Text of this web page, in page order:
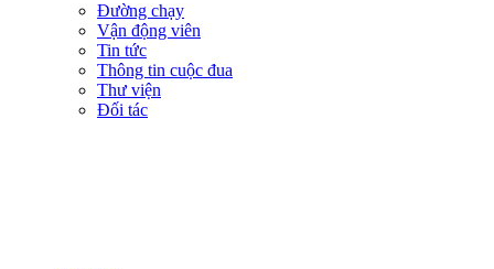
Đường chạy
Vận động viên
Tin tức
Thông tin cuộc đua
Thư viện
Đối tác